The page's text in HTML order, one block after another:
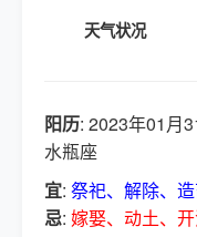
天气状况
阳历: 2023年01月
水瓶座
宜: 祭祀、解除、
忌: 嫁娶、动土、